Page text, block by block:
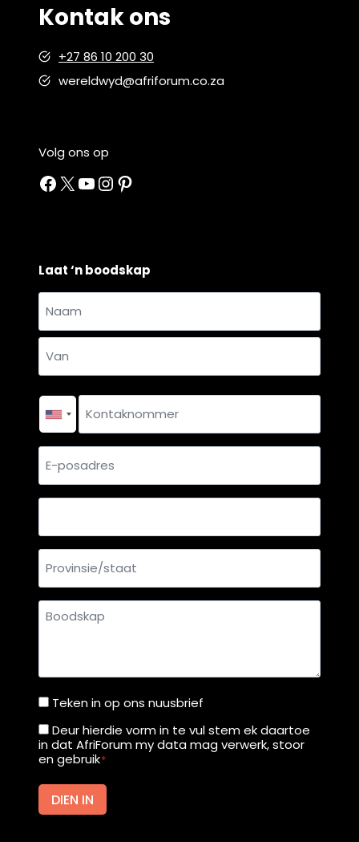
Kontak ons
+27 86 10 200 30
wereldwyd@afriforum.co.za
Volg ons op
Facebook
X YouTube
Instagram
Pinterest
Laat ‘n boodskap
Naam
Kontaknommer
posadres
Provinsie/staat
Boodskap
Teken
in
op
ons
nuusbrief
Teken in op ons nuusbrief
Deur
hierdie
te
Deur hierdie vorm in te vul stem ek daartoe
in dat AfriForum my data mag verwerk, stoor
en gebruik*
DIEN IN